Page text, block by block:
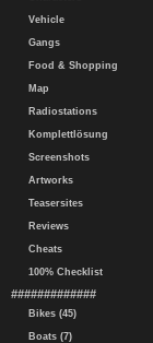
Vehicle
Gangs
Food & Shopping
Map
Radiostations
Komplettlösung
Screenshots
Artworks
Teasersites
Reviews
Cheats
100% Checklist
#############
Bikes (45)
Boats (7)